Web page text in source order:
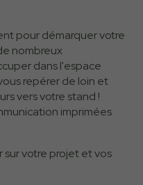
pour démarquer votre
nombreux
dans l'espace
repérer de loin et
vers votre stand !
imprimées
votre projet et vos